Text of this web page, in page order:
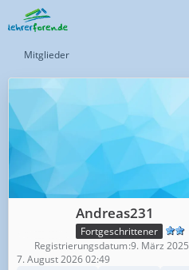
Mitglieder
Andreas231
Fortgeschrittener
Registrierungsdatum 9. März 2025
7. August 2026 02:49